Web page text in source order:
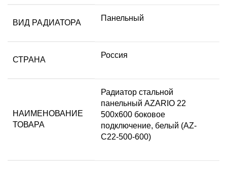
ВИД РАДИАТОРА
Панельный
СТРАНА
Россия
НАИМЕНОВАНИЕ
ТОВАРА
Радиатор стальной
панельный AZARIO 22
500х600 боковое
подключение, белый (AZ-
C22-500-600)